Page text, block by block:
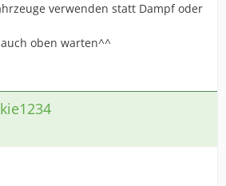
verwenden statt Dampf oder
oben warten^^